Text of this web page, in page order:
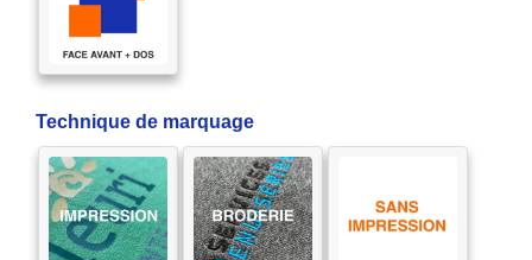
Technique de marquage